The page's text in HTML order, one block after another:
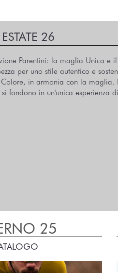
26
Parentini: la maglia Unica e
per uno stile autentico e
in armonia con la maglia.
fondono in un'unica esperienza
25